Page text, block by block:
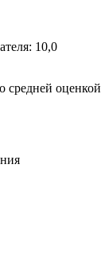
10,0
средней оценкой